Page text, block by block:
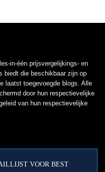
in-één prijsvergelijkings- en
biedt die beschikbaar zijn op
laatst toegevoegde blogs. Alle
door hun respectievelijke
van hun respectievelijke
VOOR BEST